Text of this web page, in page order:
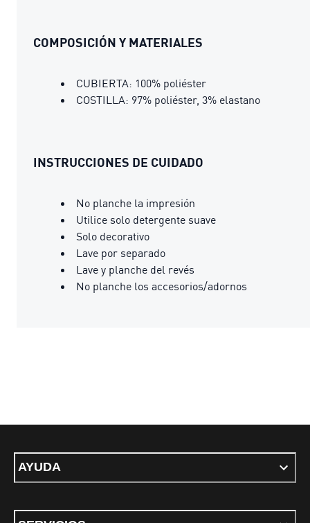
COMPOSICIÓN Y MATERIALES
CUBIERTA: 100% poliéster
COSTILLA: 97% poliéster, 3% elastano
INSTRUCCIONES DE CUIDADO
No planche la impresión
Utilice solo detergente suave
Solo decorativo
Lave por separado
Lave y planche del revés
No planche los accesorios/adornos
AYUDA